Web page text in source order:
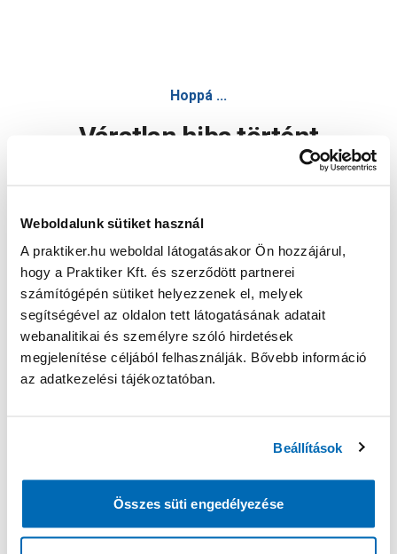
Weboldalunk sütiket használ
A praktiker.hu weboldal látogatásakor Ön hozzájárul,
hogy a Praktiker Kft. és szerződött partnerei
számítógépén sütiket helyezzenek el, melyek
segítségével az oldalon tett látogatásának adatait
webanalitikai és személyre szóló hirdetések
megjelenítése céljából felhasználják. Bővebb információ
az adatkezelési tájékoztatóban.
Beállítások
Összes süti engedélyezése
Hoppá ...
Váratlan hiba történt
Oldal újratöltése